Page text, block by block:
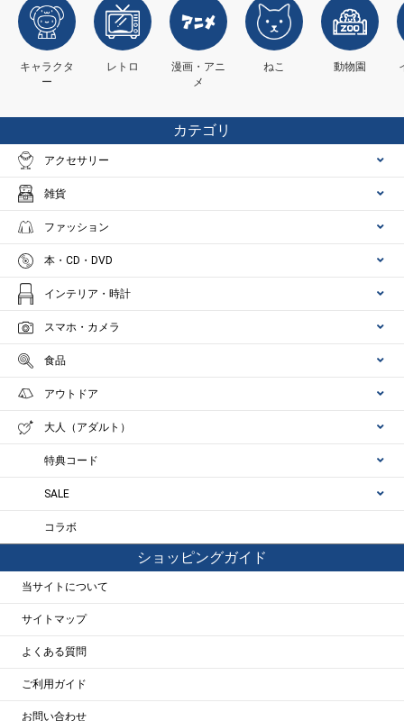
キャラクタ
ー
レトロ
漫画・アニ
メ
ねこ 動物園
カテゴリ
アクセサリー
雑貨
ファッション
本・CD・DVD
インテリア・時計
スマホ・カメラ
食品
アウトドア
大人（アダルト）
特典コード
SALE
コラボ
ショッピングガイド
当サイトについて
サイトマップ
よくある質問
ご利用ガイド
お問い合わせ